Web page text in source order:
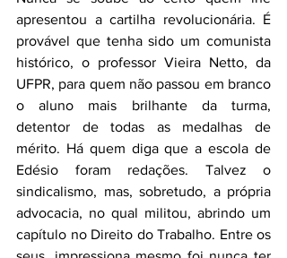
apresentou a cartilha revolucionária. É
provável que tenha sido um comunista
histórico, o professor Vieira Netto, da
UFPR, para quem não passou em branco
o aluno mais brilhante da turma,
detentor de todas as medalhas de
mérito. Há quem diga que a escola de
Edésio foram redações. Talvez o
sindicalismo, mas, sobretudo, a própria
advocacia, no qual militou, abrindo um
capítulo no Direito do Trabalho. Entre os